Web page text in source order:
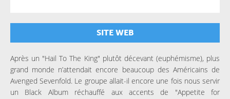
SITE WEB
Après un "Hail To The King" plutôt décevant (euphémisme), plus
grand monde n’attendait encore beaucoup des Américains de
Avenged Sevenfold. Le groupe allait-il encore une fois nous servir
un Black Album réchauffé aux accents de "Appetite for